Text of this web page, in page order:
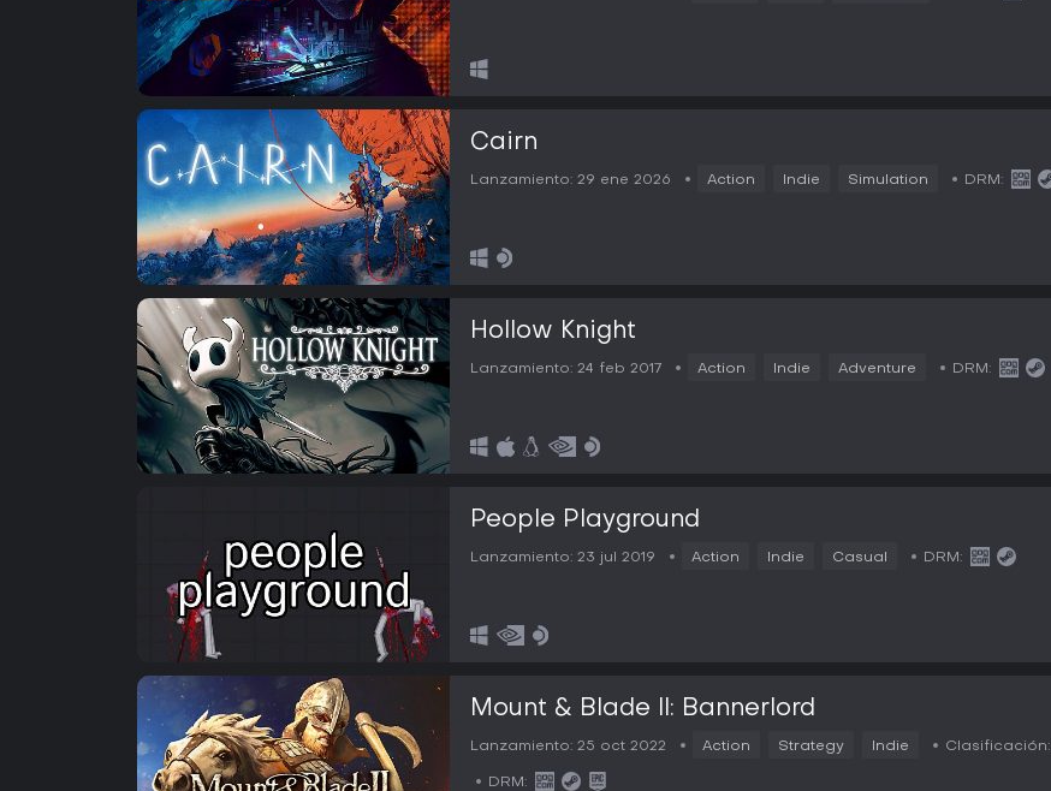
Cairn
Lanzamiento: 29 ene 2026 Action Indie Simulation DRM:
Hollow Knight
Lanzamiento: 24 feb 2017 Action Indie Adventure DRM:
People Playground
Lanzamiento: 23 jul 2019 Action Indie Casual DRM:
Mount & Blade II: Bannerlord
Lanzamiento: 25 oct 2022 Action Strategy Indie Clasificación:
DRM: